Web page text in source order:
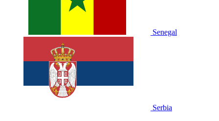
Senegal
Serbia